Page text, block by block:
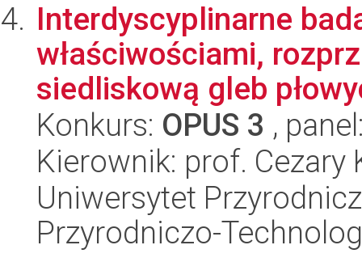
Interdyscyplinarne
właściwościami,
siedliskową gleb
Konkurs: OPUS 3 ,
Kierownik: prof. Cezary
Uniwersytet
Przyrodniczo-